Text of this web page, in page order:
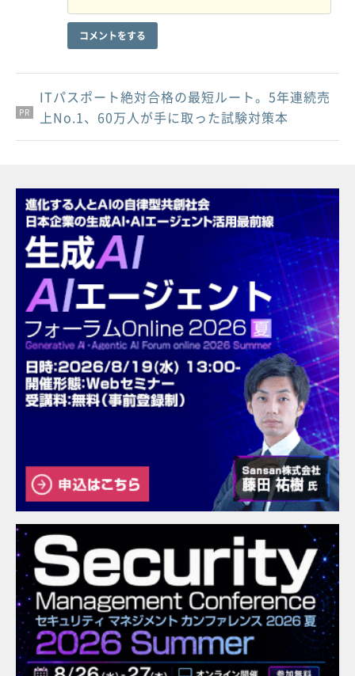
コメントをする
PR
PR
PR
ITパスポート絶対合格の最短ルート。5年連続売
上No.1、60万人が手に取った試験対策本